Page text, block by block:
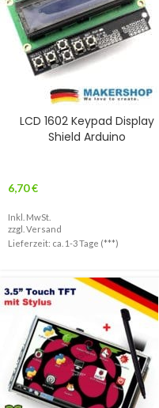
LCD 1602 Keypad Display
Shield Arduino
6,70€
Inkl. MwSt.
zzgl. Versand
Lieferzeit: ca. 1-3 Tage (***)